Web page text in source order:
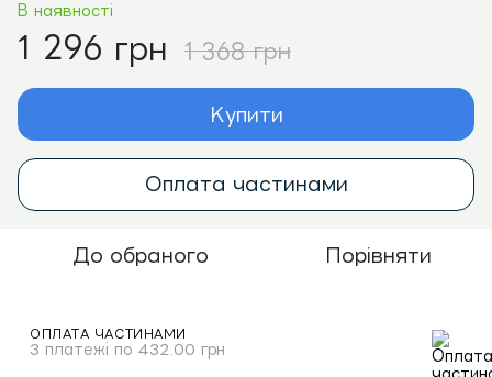
В наявності
1 296 грн 1 368 грн
Купити
Оплата частинами
До обраного Порівняти
ОПЛАТА ЧАСТИНАМИ
3 платежі по 432.00 грн